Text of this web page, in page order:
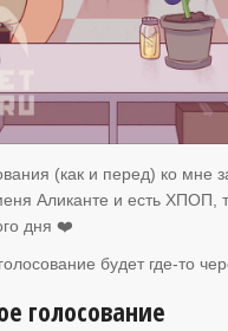
(как и перед) ко мне
Аликанте и есть ХПОП,
дня ❤️
будет где-то
голосование